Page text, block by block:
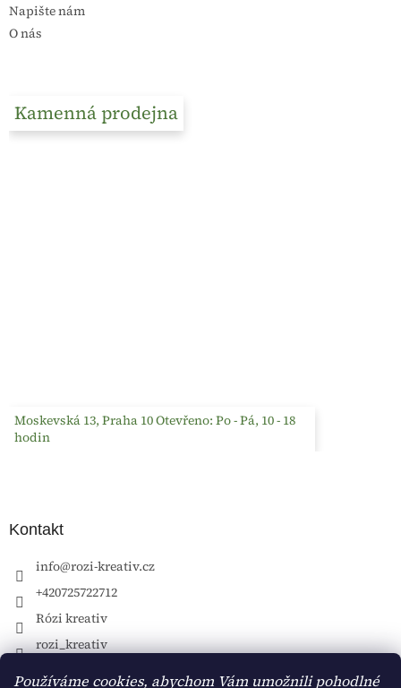
Používáme cookies, abychom Vám umožnili pohodlné
Napište nám
O nás
Kamenná prodejna
Moskevská 13, Praha 10 Otevřeno: Po - Pá, 10 - 18
hodin
Kontakt
info@rozi-kreativ.cz
+420725722712
Rózi kreativ
rozi_kreativ